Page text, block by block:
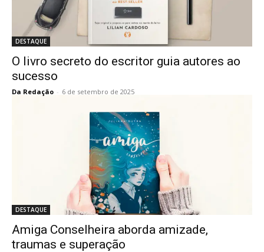
DESTAQUE
O livro secreto do escritor guia autores ao
sucesso
Da Redação - 6 de setembro de 2025
DESTAQUE
Amiga Conselheira aborda amizade,
traumas e superação